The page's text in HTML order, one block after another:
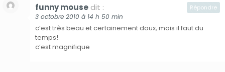
funny mouse dit :
3 octobre 2010 à 14 h 50 min
c’est très beau et certainement doux, mais il faut du
temps!
c’est magnifique
Répondre